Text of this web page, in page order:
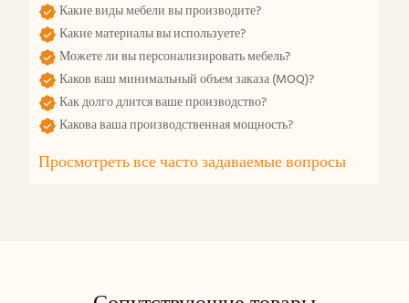
Какие виды мебели вы производите?
Какие материалы вы используете?
Можете ли вы персонализировать мебель?
Каков ваш минимальный объем заказа (MOQ)?
Как долго длится ваше производство?
Какова ваша производственная мощность?
Просмотреть все часто задаваемые вопросы